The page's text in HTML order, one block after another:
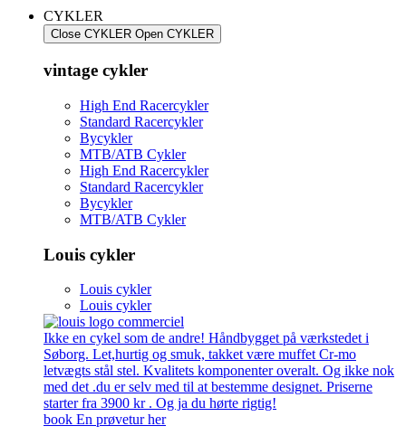
CYKLER
Close CYKLER Open CYKLER
vintage cykler
High End Racercykler
Standard Racercykler
Bycykler
MTB/ATB Cykler
High End Racercykler
Standard Racercykler
Bycykler
MTB/ATB Cykler
Louis cykler
Louis cykler
Louis cykler
Ikke en cykel som de andre! Håndbygget på værkstedet i
Søborg. Let,hurtig og smuk, takket være muffet Cr-mo
letvægts stål stel. Kvalitets komponenter overalt. Og ikke nok
med det .du er selv med til at bestemme designet. Priserne
starter fra 3900 kr . Og ja du hørte rigtig!
book En prøvetur her